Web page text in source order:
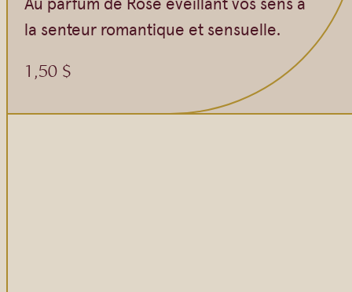
la senteur romantique et sensuelle.
1,50 $